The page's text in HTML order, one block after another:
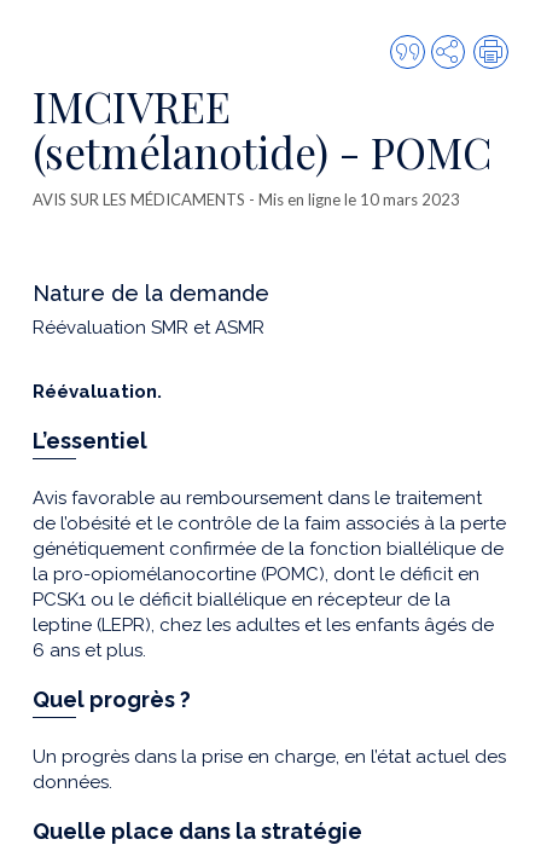
Citer
cette
Partager
IMCIVREE
(setmélanotide) - POMC
AVIS SUR LES MÉDICAMENTS - Mis en ligne le 10 mars 2023
Nature de la demande
Réévaluation SMR et ASMR
Réévaluation.
L’essentiel
Avis favorable au remboursement dans le traitement
de l’obésité et le contrôle de la faim associés à la perte
génétiquement confirmée de la fonction biallélique de
la pro-opiomélanocortine (POMC), dont le déficit en
PCSK1 ou le déficit biallélique en récepteur de la
leptine (LEPR), chez les adultes et les enfants âgés de
6 ans et plus.
Quel progrès ?
Un progrès dans la prise en charge, en l’état actuel des
données.
Quelle place dans la stratégie